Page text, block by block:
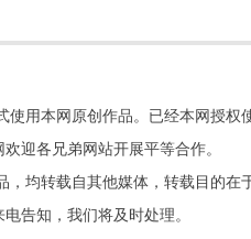
用本网原创作品。已经本网授权
迎各兄弟网站开展平等合作。
均转载自其他媒体，转载目的
告知，我们将及时处理。